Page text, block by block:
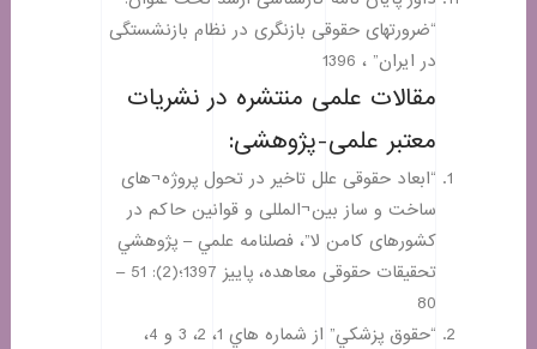
“ضرورتهای حقوقی بازنگری در نظام بازنشستگی
در ایران” ، 1396
مقالات علمی منتشره در نشریات
معتبر علمی-پژوهشی:
“ابعاد حقوقی علل تاخیر در تحول پروژه¬های
ساخت و ساز بین¬المللی و قوانین حاکم در
کشورهای کامن لا”، فصلنامه علمي – پژوهشي
تحقیقات حقوقی معاهده، پاييز 1397؛(2): 51 –
80
“حقوق پزشكي” از شماره هاي 1، 2، 3 و 4،